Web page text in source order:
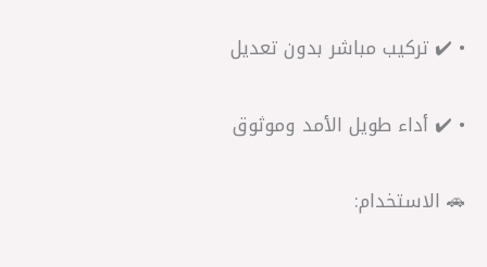
• ✔️ تركيب مباشر بدون تعديل
• ✔️ أداء طويل الأمد وموثوق
🚗 الاستخدام: